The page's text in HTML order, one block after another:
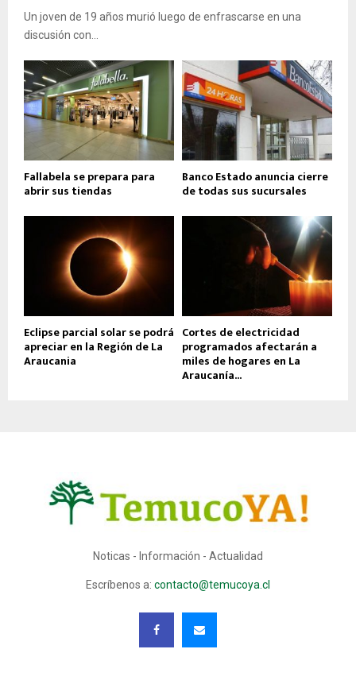
Un joven de 19 años murió luego de enfrascarse en una
discusión con...
Fallabela se prepara para
abrir sus tiendas
Banco Estado anuncia cierre
de todas sus sucursales
Eclipse parcial solar se podrá
apreciar en la Región de La
Araucania
Cortes de electricidad
programados afectarán a
miles de hogares en La
Araucanía...
Noticas - Información - Actualidad
Escríbenos a: contacto@temucoya.cl